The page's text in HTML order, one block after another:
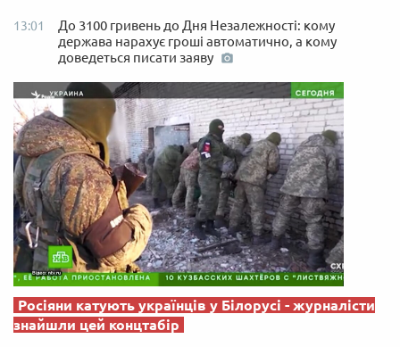
13:01
До 3100 гривень до Дня Незалежності: кому
держава нарахує гроші автоматично, а кому
доведеться писати заяву
Росіяни катують українців у Білорусі - журналісти
знайшли цей концтабір